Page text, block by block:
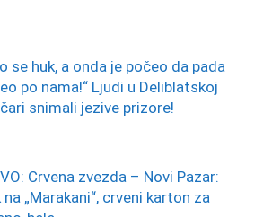
se huk, a onda je počeo da pada
po nama!“ Ljudi u Deliblatskoj
snimali jezive prizore!
Crvena zvezda – Novi Pazar:
na „Marakani“, crveni karton za